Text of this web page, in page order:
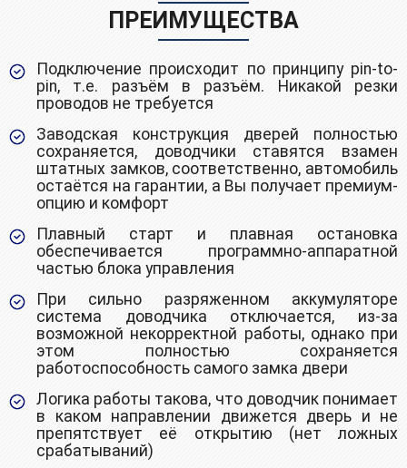
ПРЕИМУЩЕСТВА
Подключение происходит по принципу pin-to-
pin, т.е. разъём в разъём. Никакой резки
проводов не требуется
Заводская конструкция дверей полностью
сохраняется, доводчики ставятся взамен
штатных замков, соответственно, автомобиль
остаётся на гарантии, а Вы получает премиум-
опцию и комфорт
Плавный старт и плавная остановка
обеспечивается программно-аппаратной
частью блока управления
При сильно разряженном аккумуляторе
система доводчика отключается, из-за
возможной некорректной работы, однако при
этом полностью сохраняется
работоспособность самого замка двери
Логика работы такова, что доводчик понимает
в каком направлении движется дверь и не
препятствует её открытию (нет ложных
срабатываний)